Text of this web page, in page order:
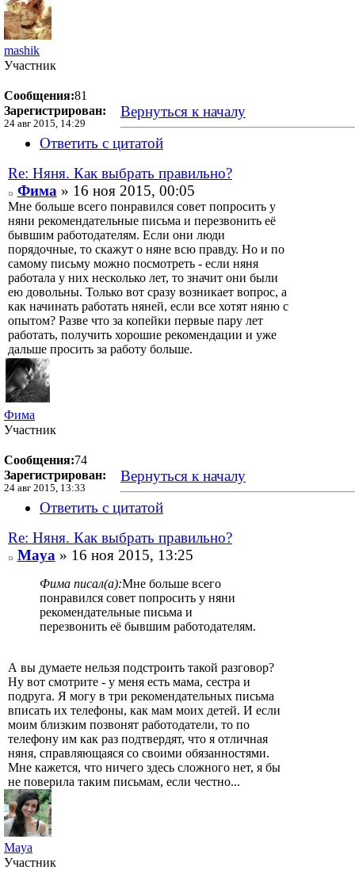
mashik
Участник
Сообщения:81
Зарегистрирован:
24 авг 2015, 14:29
Вернуться к началу
Ответить с цитатой
Re: Няня. Как выбрать правильно?
Фима» 16 ноя 2015, 00:05
Мне больше всего понравился совет попросить у
няни рекомендательные письма и перезвонить её
бывшим работодателям. Если они люди
порядочные, то скажут о няне всю правду. Но и по
самому письму можно посмотреть - если няня
работала у них несколько лет, то значит они были
ею довольны. Только вот сразу возникает вопрос, а
как начинать работать няней, если все хотят няню с
опытом? Разве что за копейки первые пару лет
работать, получить хорошие рекомендации и уже
дальше просить за работу больше.
Фима
Участник
Сообщения:74
Зарегистрирован:
24 авг 2015, 13:33
Вернуться к началу
Ответить с цитатой
Re: Няня. Как выбрать правильно?
Maya» 16 ноя 2015, 13:25
Фима писал(а):Мне больше всего
понравился совет попросить у няни
рекомендательные письма и
перезвонить её бывшим работодателям.
А вы думаете нельзя подстроить такой разговор?
Ну вот смотрите - у меня есть мама, сестра и
подруга. Я могу в три рекомендательных письма
вписать их телефоны, как мам моих детей. И если
моим близким позвонят работодатели, то по
телефону им как раз подтвердят, что я отличная
няня, справляющаяся со своими обязанностями.
Мне кажется, что ничего здесь сложного нет, я бы
не поверила таким письмам, если честно...
Maya
Участник